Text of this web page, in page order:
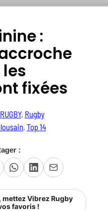
:
fixées
RUGBY, Rugby
, Top 14
:
Vibrez Rugby
favoris !